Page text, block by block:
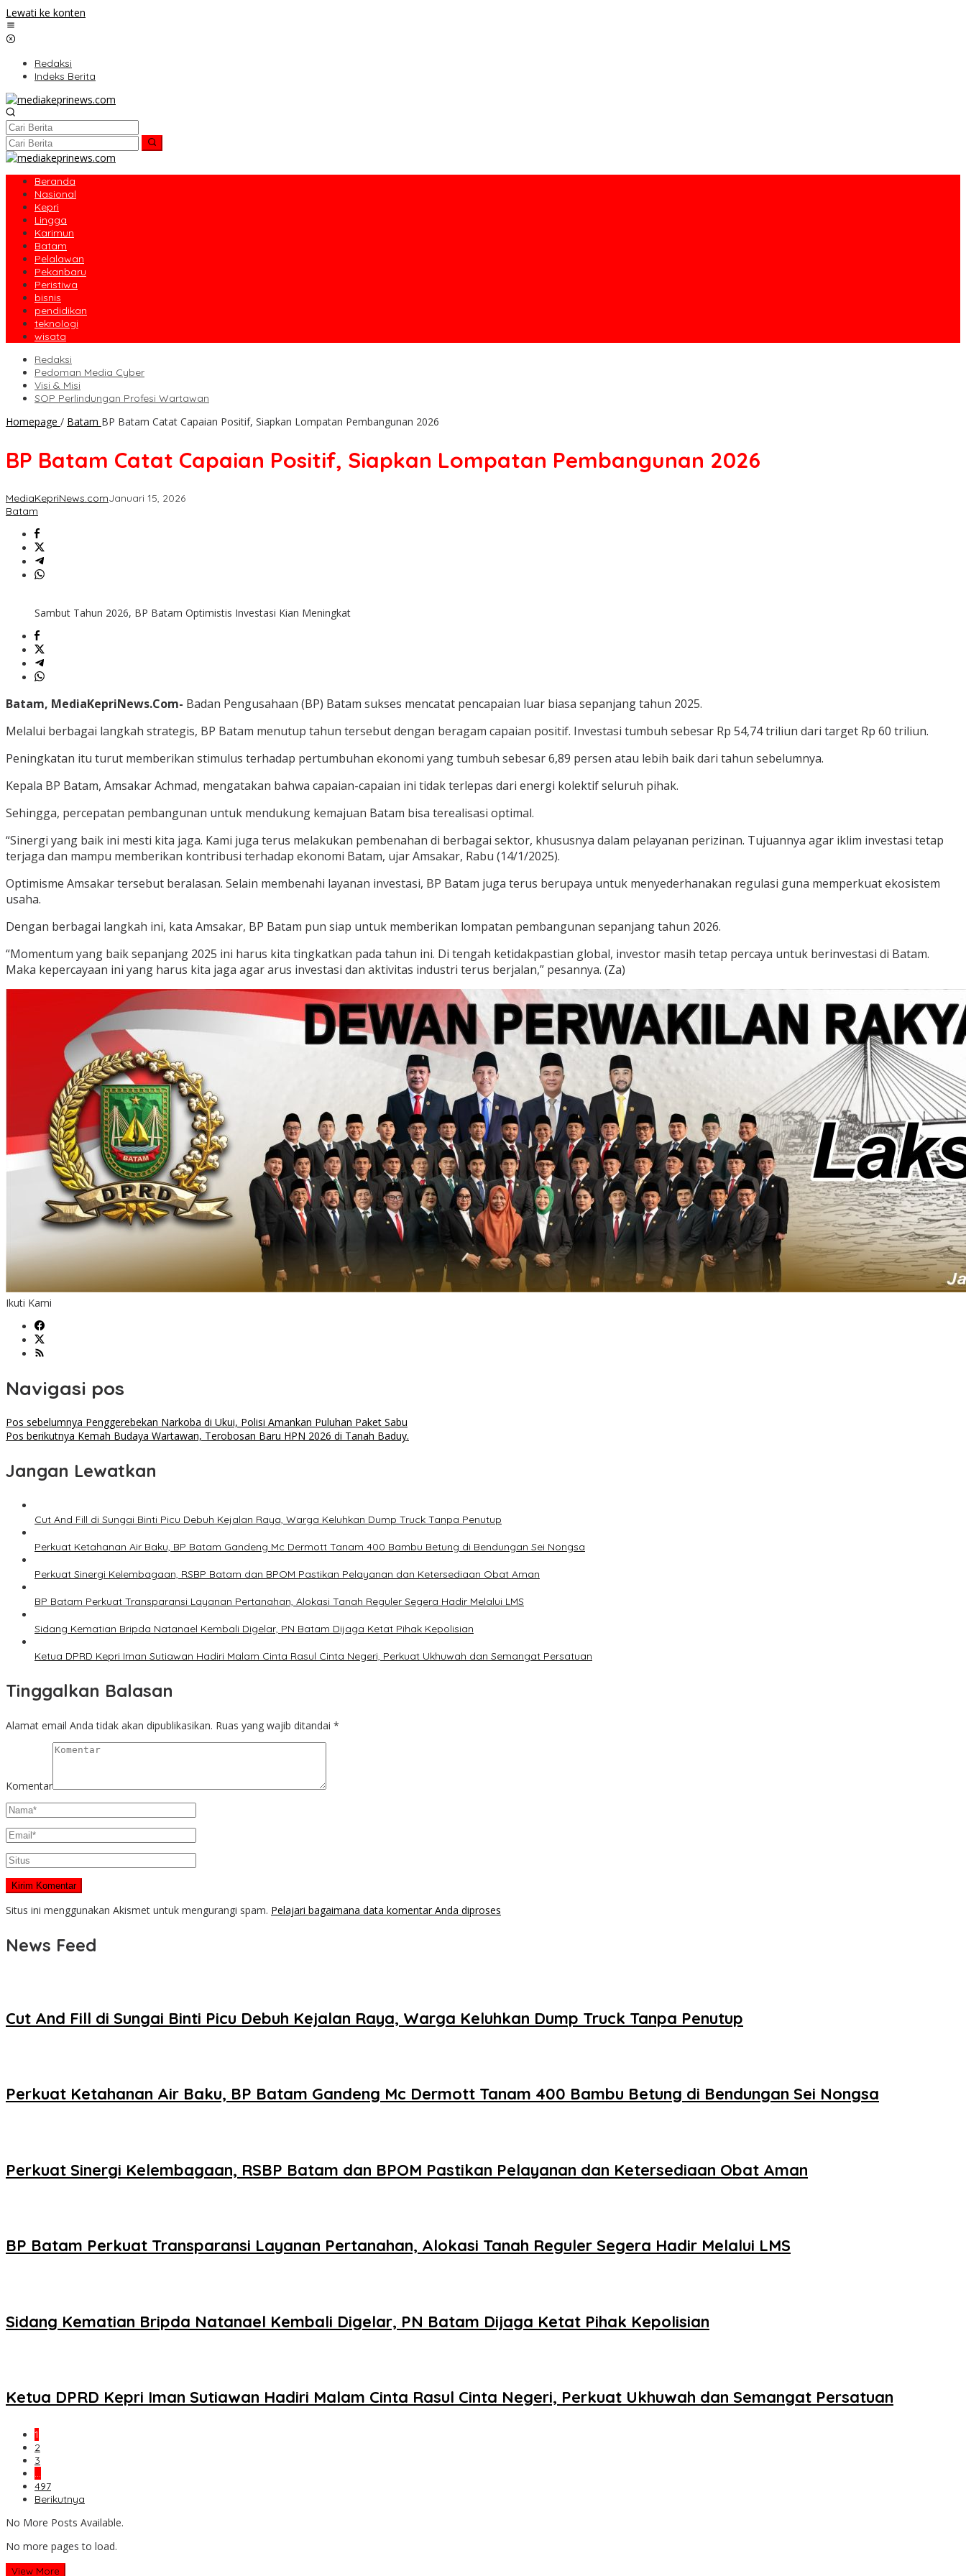
Lewati ke konten
Redaksi
Indeks Berita
Beranda
Nasional
Kepri
Lingga
Karimun
Batam
Pelalawan
Pekanbaru
Peristiwa
bisnis
pendidikan
teknologi
wisata
Redaksi
Pedoman Media Cyber
Visi & Misi
SOP Perlindungan Profesi Wartawan
Homepage / Batam BP Batam Catat Capaian Positif, Siapkan Lompatan Pembangunan 2026
BP Batam Catat Capaian Positif, Siapkan Lompatan Pembangunan 2026
MediaKepriNews.comJanuari 15, 2026
Batam
Sambut Tahun 2026, BP Batam Optimistis Investasi Kian Meningkat
Batam, MediaKepriNews.Com- Badan Pengusahaan (BP) Batam sukses mencatat pencapaian luar biasa sepanjang tahun 2025.
Melalui berbagai langkah strategis, BP Batam menutup tahun tersebut dengan beragam capaian positif. Investasi tumbuh sebesar Rp 54,74 triliun dari target Rp 60 triliun.
Peningkatan itu turut memberikan stimulus terhadap pertumbuhan ekonomi yang tumbuh sebesar 6,89 persen atau lebih baik dari tahun sebelumnya.
Kepala BP Batam, Amsakar Achmad, mengatakan bahwa capaian-capaian ini tidak terlepas dari energi kolektif seluruh pihak.
Sehingga, percepatan pembangunan untuk mendukung kemajuan Batam bisa terealisasi optimal.
“Sinergi yang baik ini mesti kita jaga. Kami juga terus melakukan pembenahan di berbagai sektor, khususnya dalam pelayanan perizinan. Tujuannya agar iklim investasi tetap
terjaga dan mampu memberikan kontribusi terhadap ekonomi Batam, ujar Amsakar, Rabu (14/1/2025).
Optimisme Amsakar tersebut beralasan. Selain membenahi layanan investasi, BP Batam juga terus berupaya untuk menyederhanakan regulasi guna memperkuat ekosistem
usaha.
Dengan berbagai langkah ini, kata Amsakar, BP Batam pun siap untuk memberikan lompatan pembangunan sepanjang tahun 2026.
“Momentum yang baik sepanjang 2025 ini harus kita tingkatkan pada tahun ini. Di tengah ketidakpastian global, investor masih tetap percaya untuk berinvestasi di Batam.
Maka kepercayaan ini yang harus kita jaga agar arus investasi dan aktivitas industri terus berjalan,” pesannya. (Za)
Ikuti Kami
Navigasi pos
Pos sebelumnya Penggerebekan Narkoba di Ukui, Polisi Amankan Puluhan Paket Sabu
Pos berikutnya Kemah Budaya Wartawan, Terobosan Baru HPN 2026 di Tanah Baduy.
Jangan Lewatkan
Cut And Fill di Sungai Binti Picu Debuh Kejalan Raya, Warga Keluhkan Dump Truck Tanpa Penutup
Perkuat Ketahanan Air Baku, BP Batam Gandeng Mc Dermott Tanam 400 Bambu Betung di Bendungan Sei Nongsa
Perkuat Sinergi Kelembagaan, RSBP Batam dan BPOM Pastikan Pelayanan dan Ketersediaan Obat Aman
BP Batam Perkuat Transparansi Layanan Pertanahan, Alokasi Tanah Reguler Segera Hadir Melalui LMS
Sidang Kematian Bripda Natanael Kembali Digelar, PN Batam Dijaga Ketat Pihak Kepolisian
Ketua DPRD Kepri Iman Sutiawan Hadiri Malam Cinta Rasul Cinta Negeri, Perkuat Ukhuwah dan Semangat Persatuan
Tinggalkan Balasan
Alamat email Anda tidak akan dipublikasikan. Ruas yang wajib ditandai *
Komentar
Situs ini menggunakan Akismet untuk mengurangi spam. Pelajari bagaimana data komentar Anda diproses
News Feed
Cut And Fill di Sungai Binti Picu Debuh Kejalan Raya, Warga Keluhkan Dump Truck Tanpa Penutup
Perkuat Ketahanan Air Baku, BP Batam Gandeng Mc Dermott Tanam 400 Bambu Betung di Bendungan Sei Nongsa
Perkuat Sinergi Kelembagaan, RSBP Batam dan BPOM Pastikan Pelayanan dan Ketersediaan Obat Aman
BP Batam Perkuat Transparansi Layanan Pertanahan, Alokasi Tanah Reguler Segera Hadir Melalui LMS
Sidang Kematian Bripda Natanael Kembali Digelar, PN Batam Dijaga Ketat Pihak Kepolisian
Ketua DPRD Kepri Iman Sutiawan Hadiri Malam Cinta Rasul Cinta Negeri, Perkuat Ukhuwah dan Semangat Persatuan
1
2
3
…
497
Berikutnya
No More Posts Available.
No more pages to load.
View More